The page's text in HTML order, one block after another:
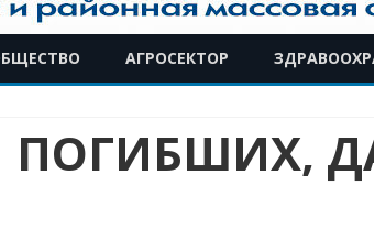
к
АГРОСЕКТОР
ПОГИБШИХ,